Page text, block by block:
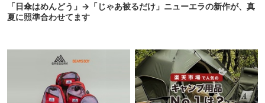
「日傘はめんどう」→「じゃあ被るだけ」ニューエラの新作が、真
夏に照準合わせてます